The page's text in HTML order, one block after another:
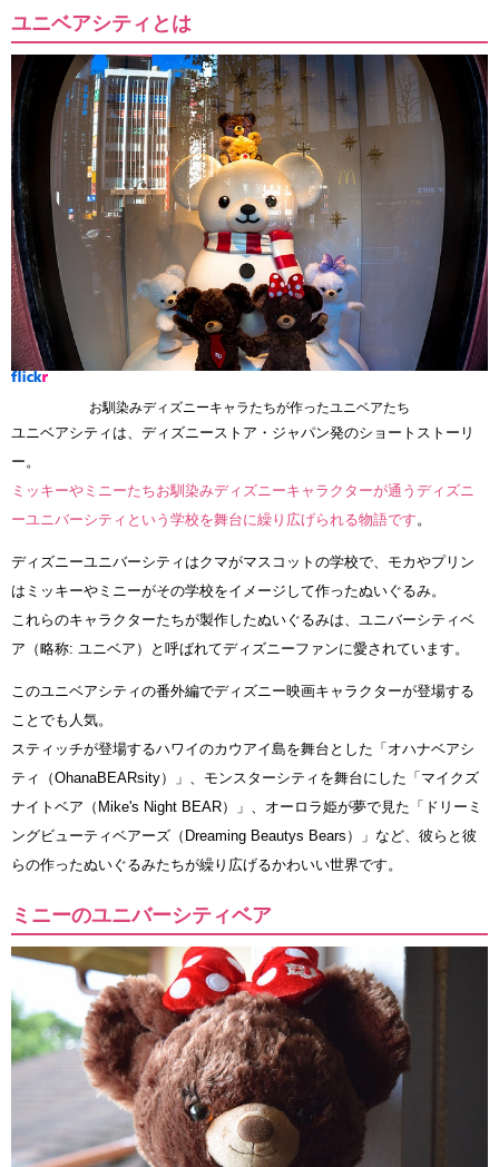
ユニベアシティとは
お馴染みディズニーキャラたちが作ったユニベアたち
ユニベアシティは、ディズニーストア・ジャパン発のショートストーリ
ー。
ミッキーやミニーたちお馴染みディズニーキャラクターが通うディズニ
ーユニバーシティという学校を舞台に繰り広げられる物語です。
ディズニーユニバーシティはクマがマスコットの学校で、モカやプリン
はミッキーやミニーがその学校をイメージして作ったぬいぐるみ。
これらのキャラクターたちが製作したぬいぐるみは、ユニバーシティベ
ア（略称: ユニベア）と呼ばれてディズニーファンに愛されています。
このユニベアシティの番外編でディズニー映画キャラクターが登場する
ことでも人気。
スティッチが登場するハワイのカウアイ島を舞台とした「オハナベアシ
ティ（OhanaBEARsity）」、モンスターシティを舞台にした「マイクズ
ナイトベア（Mike's Night BEAR）」、オーロラ姫が夢で見た「ドリーミ
ングビューティベアーズ（Dreaming Beautys Bears）」など、彼らと彼
らの作ったぬいぐるみたちが繰り広げるかわいい世界です。
ミニーのユニバーシティベア